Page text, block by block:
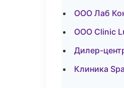
ООО Лаб
ООО Clinic
Дилер-
Клиника